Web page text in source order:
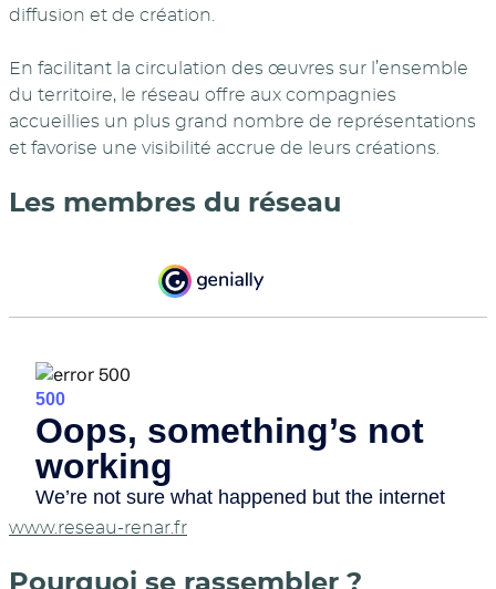
diffusion et de création.
En facilitant la circulation des œuvres sur l’ensemble
du territoire, le réseau offre aux compagnies
accueillies un plus grand nombre de représentations
et favorise une visibilité accrue de leurs créations.
Les membres du réseau
www.reseau-renar.fr